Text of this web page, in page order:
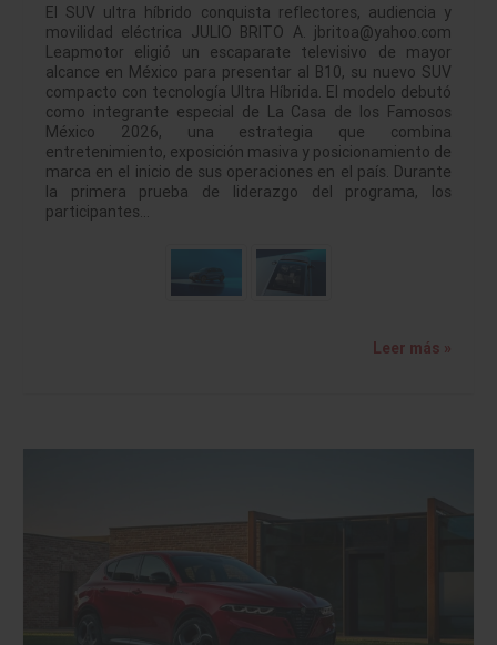
El SUV ultra híbrido conquista reflectores, audiencia y
movilidad eléctrica JULIO BRITO A. jbritoa@yahoo.com
Leapmotor eligió un escaparate televisivo de mayor
alcance en México para presentar al B10, su nuevo SUV
compacto con tecnología Ultra Híbrida. El modelo debutó
como integrante especial de La Casa de los Famosos
México 2026, una estrategia que combina
entretenimiento, exposición masiva y posicionamiento de
marca en el inicio de sus operaciones en el país. Durante
la primera prueba de liderazgo del programa, los
participantes…
Leer más »